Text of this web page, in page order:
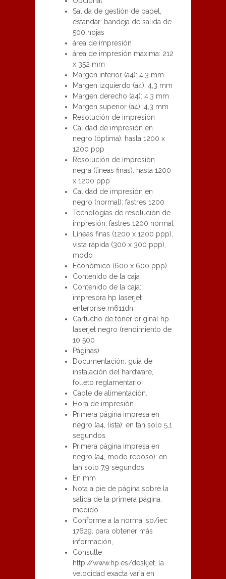
Salida de gestión de papel,
estándar: bandeja de salida de
500 hojas
área de impresión
área de impresión máxima: 212
x 352 mm
Margen inferior (a4): 4,3 mm
Margen izquierdo (a4): 4,3 mm
Margen derecho (a4): 4,3 mm
Margen superior (a4): 4,3 mm
Resolución de impresión
Calidad de impresión en
negro (óptima): hasta 1200 x
1200 ppp
Resolución de impresión
negra (lìneas finas): hasta 1200
x 1200 ppp
Calidad de impresión en
negro (normal): fastres 1200
Tecnologìas de resolución de
impresión: fastres 1200 normal
Lìneas finas (1200 x 1200 ppp),
vista rápida (300 x 300 ppp),
modo
Económico (600 x 600 ppp)
Contenido de la caja
Contenido de la caja:
impresora hp laserjet
enterprise m611dn
Cartucho de tóner original hp
laserjet negro (rendimiento de
10 500
Páginas)
Documentación: guìa de
instalación del hardware,
folleto reglamentario
Cable de alimentación.
Hora de impresión
Primera página impresa en
negro (a4, lista): en tan solo 5,1
segundos
Primera página impresa en
negro (a4, modo reposo): en
tan solo 7,9 segundos
En mm
Nota a pie de página sobre la
salida de la primera página:
medido
Conforme a la norma iso/iec
17629. para obtener más
información,
Consulte
http://www.hp.es/deskjet. la
velocidad exacta varìa en